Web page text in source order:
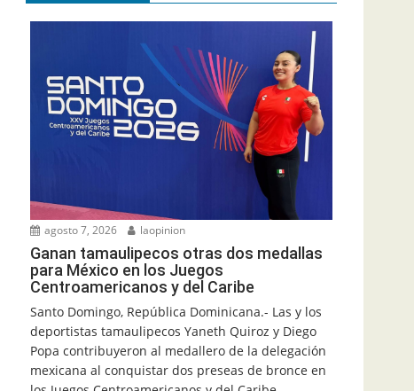
agosto 7, 2026 laopinion
Ganan tamaulipecos otras dos medallas
para México en los Juegos
Centroamericanos y del Caribe
Santo Domingo, República Dominicana.- Las y los
deportistas tamaulipecos Yaneth Quiroz y Diego
Popa contribuyeron al medallero de la delegación
mexicana al conquistar dos preseas de bronce en